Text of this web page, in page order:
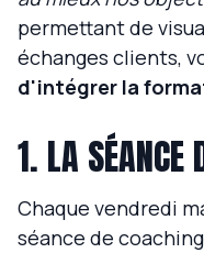
permettant de
échanges clients,
d'intégrer la
1. LA SÉANCE
Chaque vendredi
séance de